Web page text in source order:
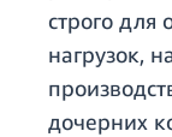
строго для
нагрузок,
дочерних